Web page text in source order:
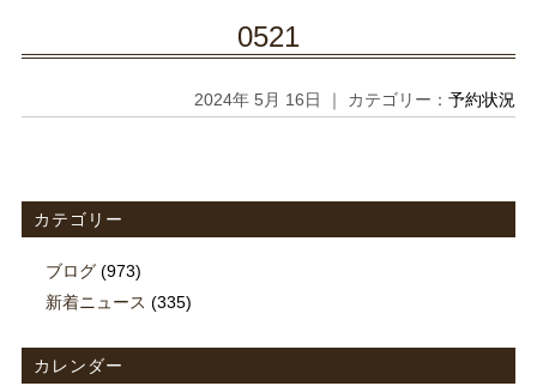
0521
2024年 5月 16日 ｜ カテゴリー：予約状況
カテゴリー
ブログ(973)
新着ニュース (335)
カレンダー